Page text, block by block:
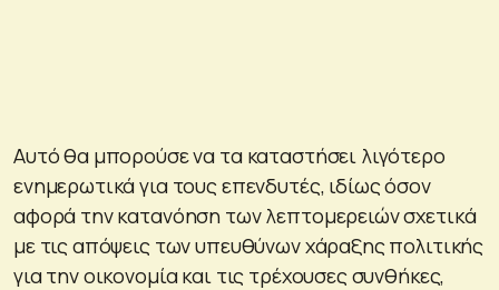
Αυτό θα μπορούσε να τα καταστήσει λιγότερο
ενημερωτικά για τους επενδυτές, ιδίως όσον
αφορά την κατανόηση των λεπτομερειών σχετικά
με τις απόψεις των υπευθύνων χάραξης πολιτικής
για την οικονομία και τις τρέχουσες συνθήκες,